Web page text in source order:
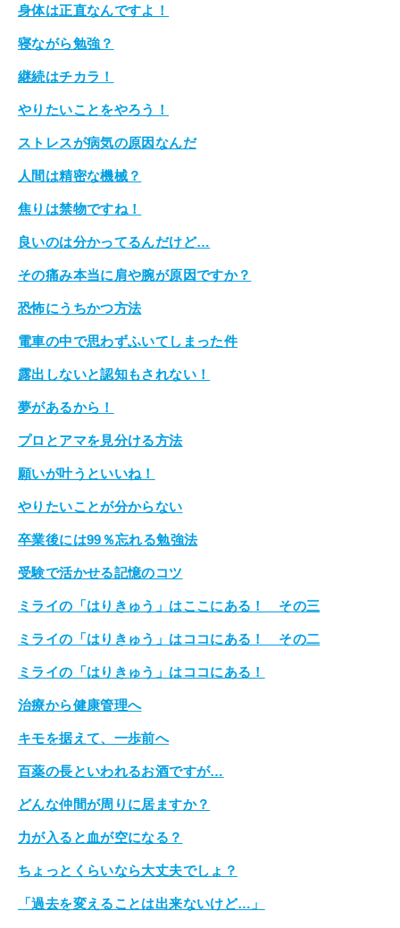
身体は正直なんですよ！
寝ながら勉強？
継続はチカラ！
やりたいことをやろう！
ストレスが病気の原因なんだ
人間は精密な機械？
焦りは禁物ですね！
良いのは分かってるんだけど…
その痛み本当に肩や腕が原因ですか？
恐怖にうちかつ方法
電車の中で思わずふいてしまった件
露出しないと認知もされない！
夢があるから！
プロとアマを見分ける方法
願いが叶うといいね！
やりたいことが分からない
卒業後には99％忘れる勉強法
受験で活かせる記憶のコツ
ミライの「はりきゅう」はここにある！ その三
ミライの「はりきゅう」はココにある！ その二
ミライの「はりきゅう」はココにある！
治療から健康管理へ
キモを据えて、一歩前へ
百薬の長といわれるお酒ですが…
どんな仲間が周りに居ますか？
力が入ると血が空になる？
ちょっとくらいなら大丈夫でしょ？
「過去を変えることは出来ないけど…」